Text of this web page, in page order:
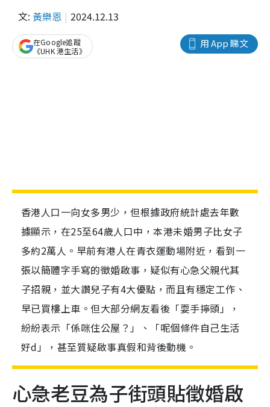
文: 黃樂恩 2024.12.13
用 App 睇文
在Google追蹤
《UHK 港生活》
香港人口一向女多男少，但根據政府統計處去年數
據顯示，在25至64歲人口中，本港未婚男子比女子
多約2萬人。早前有港人在青衣運動場附近，看到一
張以簡體字手寫的徵婚啟事，疑似有心急父親代其
子招親，並大讚兒子有4大優點，而且有穩定工作、
早已買樓上車。但大部分網友看後「耍手擰頭」，
紛紛表示「係咪住公屋？」、「呢個條件自己生活
好d」，甚至質疑啟事真假和背後動機。
心急老豆為子街頭貼徵婚啟